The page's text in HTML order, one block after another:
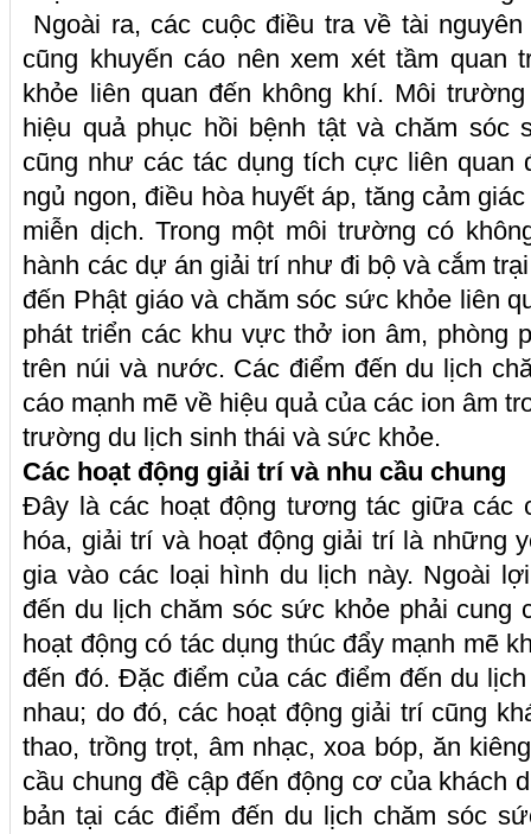
Ngoài ra, các cuộc điều tra về tài
cũng khuyến cáo nên xem xét tầm quan
khỏe liên quan đến không khí. Môi
hiệu quả phục hồi bệnh tật và chăm sóc
cũng như các tác dụng tích cực liên quan
ngủ ngon, điều hòa huyết áp, tăng cảm
miễn dịch. Trong một môi trường có
hành các dự án giải trí như đi bộ và cắm
đến Phật giáo và chăm sóc sức khỏe liên
phát triển các khu vực thở ion âm, phòng
trên núi và nước. Các điểm đến du lịch
cáo mạnh mẽ về hiệu quả của các ion âm
trường du lịch sinh thái và sức khỏe.
Các hoạt động giải trí và nhu cầu chung
Đây là các hoạt động tương tác giữa các
hóa, giải trí và hoạt động giải trí là những
gia vào các loại hình du lịch này. Ngoài
đến du lịch chăm sóc sức khỏe phải cung
hoạt động có tác dụng thúc đẩy mạnh mẽ
đến đó. Đặc điểm của các điểm đến du
nhau; do đó, các hoạt động giải trí cũng
thao, trồng trọt, âm nhạc, xoa bóp, ăn
cầu chung đề cập đến động cơ của khách
bản tại các điểm đến du lịch chăm sóc